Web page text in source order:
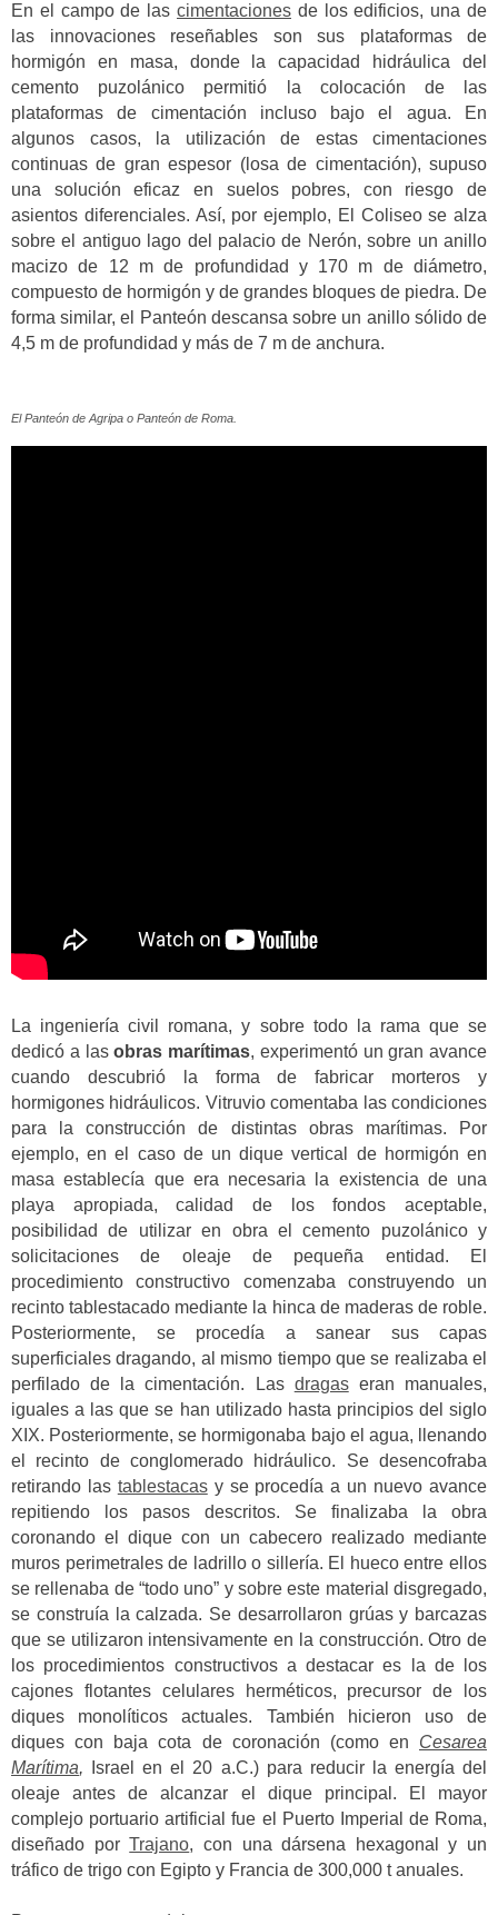
En el campo de las cimentaciones de los edificios, una de
las innovaciones reseñables son sus plataformas de
hormigón en masa, donde la capacidad hidráulica del
cemento puzolánico permitió la colocación de las
plataformas de cimentación incluso bajo el agua. En
algunos casos, la utilización de estas cimentaciones
continuas de gran espesor (losa de cimentación), supuso
una solución eficaz en suelos pobres, con riesgo de
asientos diferenciales. Así, por ejemplo, El Coliseo se alza
sobre el antiguo lago del palacio de Nerón, sobre un anillo
macizo de 12 m de profundidad y 170 m de diámetro,
compuesto de hormigón y de grandes bloques de piedra. De
forma similar, el Panteón descansa sobre un anillo sólido de
4,5 m de profundidad y más de 7 m de anchura.
El Panteón de Agripa o Panteón de Roma.
La ingeniería civil romana, y sobre todo la rama que se
dedicó a lasobras marítimas, experimentó un gran avance
cuando descubrió la forma de fabricar morteros y
hormigones hidráulicos. Vitruvio comentaba las condiciones
para la construcción de distintas obras marítimas. Por
ejemplo, en el caso de un dique vertical de hormigón en
masa establecía que era necesaria la existencia de una
playa apropiada, calidad de los fondos aceptable,
posibilidad de utilizar en obra el cemento puzolánico y
solicitaciones de oleaje de pequeña entidad. El
procedimiento constructivo comenzaba construyendo un
recinto tablestacado mediante la hinca de maderas de roble.
Posteriormente, se procedía a sanear sus capas
superficiales dragando, al mismo tiempo que se realizaba el
perfilado de la cimentación. Las dragaseran manuales,
iguales a las que se han utilizado hasta principios del siglo
XIX. Posteriormente, se hormigonaba bajo el agua, llenando
el recinto de conglomerado hidráulico. Se desencofraba
retirando las tablestacasy se procedía a un nuevo avance
repitiendo los pasos descritos. Se finalizaba la obra
coronando el dique con un cabecero realizado mediante
muros perimetrales de ladrillo o sillería. El hueco entre ellos
se rellenaba de “todo uno” y sobre este material disgregado,
se construía la calzada. Se desarrollaron grúas y barcazas
que se utilizaron intensivamente en la construcción. Otro de
los procedimientos constructivos a destacar es la de los
cajones flotantes celulares herméticos, precursor de los
diques monolíticos actuales. También hicieron uso de
diques con baja cota de coronación (como en Cesarea
Marítima, Israel en el 20 a.C.) para reducir la energía del
oleaje antes de alcanzar el dique principal. El mayor
complejo portuario artificial fue el Puerto Imperial de Roma,
diseñado porTrajano, con una dársena hexagonal y un
tráfico de trigo con Egipto y Francia de 300,000 t anuales.